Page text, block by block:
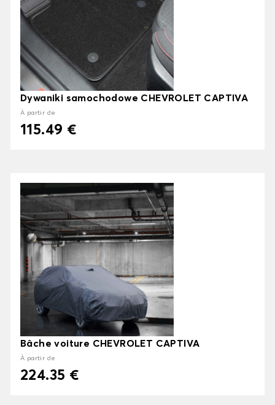
Dywaniki samochodowe CHEVROLET CAPTIVA
À partir de
115.49 €
Bâche voiture CHEVROLET CAPTIVA
À partir de
224.35 €